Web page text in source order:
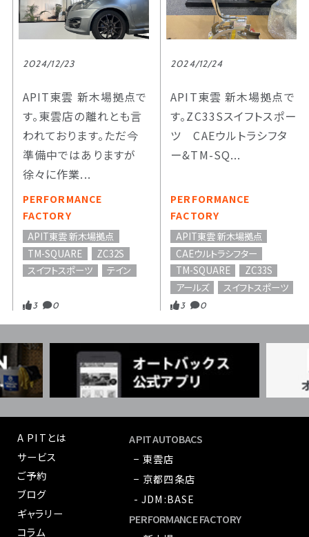
2024/12/23
APIT東雲 新木場拠点で
す。東雲店の離れとも言
われております。ただ今
準備中ではありますが
徐々に作業...
PERFORMANCE
FACTORY
APIT東雲 新木場拠点
TM-SQUARE
ZC32S
スイフトスポーツ
テイン
3 0
2024/12/24
APIT東雲 新木場拠点で
す。ZC33Sスイフトスポー
ツ CAEウルトラシフタ
ー&TM-SQ...
PERFORMANCE
FACTORY
APIT東雲 新木場拠点
CAEウルトラシフター
TM-SQUARE
ZC33S
アールズ
スイフトスポーツ
3 0
A PITとは
サービス
ご予約
ブログ
ギャラリー
コラム
A PIT AUTOBACS
− 東雲店
− 京都四条店
- JDM:BASE
PERFORMANCE FACTORY